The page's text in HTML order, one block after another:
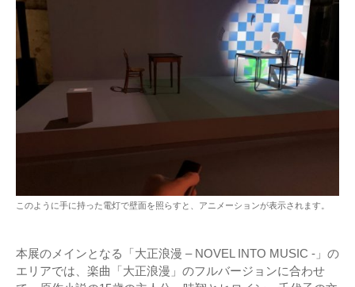
このように手に持った電灯で壁面を照らすと、アニメーションが表示されます。
本展のメインとなる「大正浪漫 – NOVEL INTO MUSIC -」の
エリアでは、楽曲「大正浪漫」のフルバージョンに合わせ